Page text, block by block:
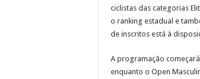
ciclistas das categorias
o ranking estadual e
de inscritos está à
A programação
enquanto o Open